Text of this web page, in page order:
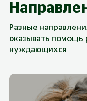
Разные
оказывать помощь
нуждающихся